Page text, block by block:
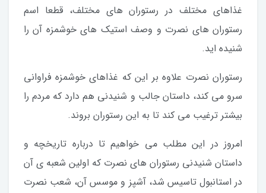
غذاهای مختلف در رستوران های مختلف، قطعا اسم
رستوران های نصرت و وصف استیک های خوشمزه آن را
شنیده اید.
رستوران نصرت علاوه بر این که غذاهای خوشمزه فراوانی
سرو می کند، داستان جالب و شنیدنی هم دارد که مردم را
بیشتر ترغیب می کند تا به این رستوران بروند.
امروز در این مطلب می خواهیم تا درباره تاریخچه و
داستان شنیدنی رستوران های نصرت که اولین شعبه ی آن
در استانبول تاسیس شد، آشپز و موسس آن، شعب نصرت